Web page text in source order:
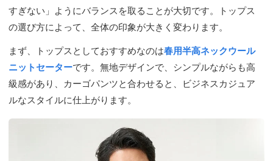
すぎない」ようにバランスを取ることが大切です。トップス
の選び方によって、全体の印象が大きく変わります。
まず、トップスとしておすすめなのは春用半高ネックウール
ニットセーターです。無地デザインで、シンプルながらも高
級感があり、カーゴパンツと合わせると、ビジネスカジュア
ルなスタイルに仕上がります。